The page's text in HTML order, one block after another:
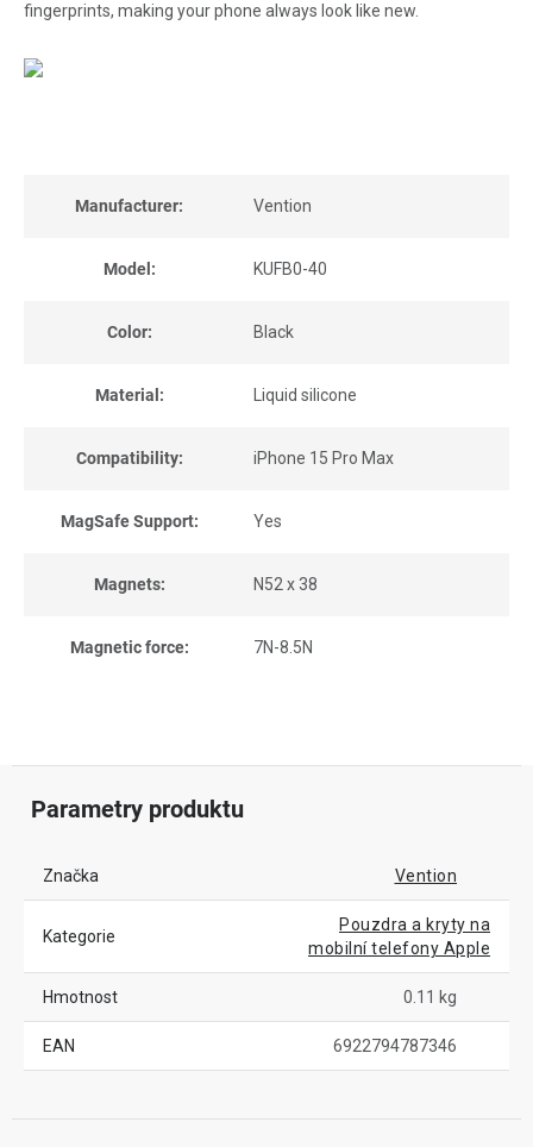
fingerprints, making your phone always look like new.
Manufacturer: Vention
Model: KUFB0-40
Color: Black
Material: Liquid silicone
Compatibility: iPhone 15 Pro Max
MagSafe Support: Yes
Magnets: N52 x 38
Magnetic force: 7N-8.5N
Parametry produktu
Značka Vention
Kategorie
Pouzdra a kryty na
mobilní telefony Apple
Hmotnost 0.11 kg
EAN 6922794787346